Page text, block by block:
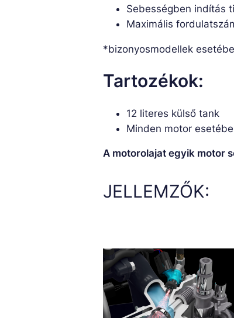
Sebességben indítás
Maximális
*bizonyosmodellek
Tartozékok:
12 literes külső tank
Minden motor
A motorolajat egyik motor
JELLEMZŐK: